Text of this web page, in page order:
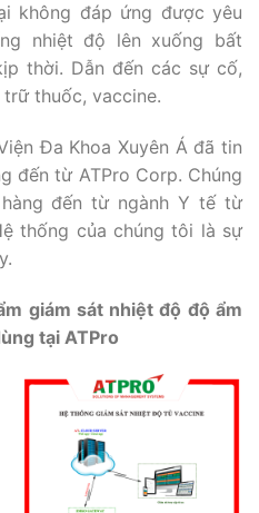
không đáp ứng được yêu
nhiệt độ lên xuống bất
thời. Dẫn đến các sự cố,
thuốc, vaccine.
Đa Khoa Xuyên Á đã tin
đến từ ATPro Corp. Chúng
đến từ ngành Y tế từ
thống của chúng tôi là sự
giám sát nhiệt độ độ ẩm
tại ATPro